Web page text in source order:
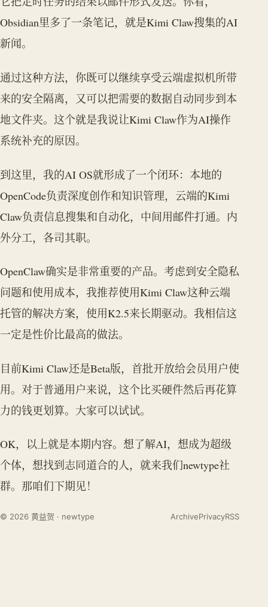
Obsidian里多了一条笔记，就是Kimi Claw搜集的AI
新闻。
通过这种方法，你既可以继续享受云端虚拟机所带
来的安全隔离，又可以把需要的数据自动同步到本
地文件夹。这个就是我说让Kimi Claw作为AI操作
系统补充的原因。
到这里，我的AI OS就形成了一个闭环：本地的
OpenCode负责深度创作和知识管理，云端的Kimi
Claw负责信息搜集和自动化，中间用邮件打通。内
外分工，各司其职。
OpenClaw确实是非常重要的产品。考虑到安全隐私
问题和使用成本，我推荐使用Kimi Claw这种云端
托管的解决方案，使用K2.5来长期驱动。我相信这
一定是性价比最高的做法。
目前Kimi Claw还是Beta版，首批开放给会员用户使
用。对于普通用户来说，这个比买硬件然后再花算
力的钱更划算。大家可以试试。
OK，以上就是本期内容。想了解AI，想成为超级
个体，想找到志同道合的人，就来我们newtype社
群。那咱们下期见！
© 2026 黄益贺 · newtype ArchivePrivacyRSS